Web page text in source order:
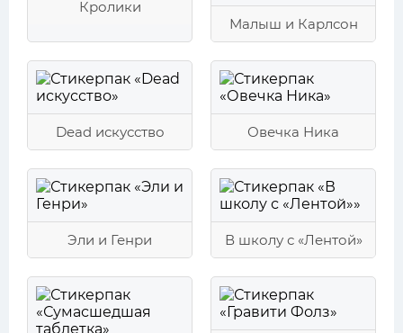
Кролики
Малыш и Карлсон
Dead искусство Овечка Ника
Эли и Генри В школу с «Лентой»